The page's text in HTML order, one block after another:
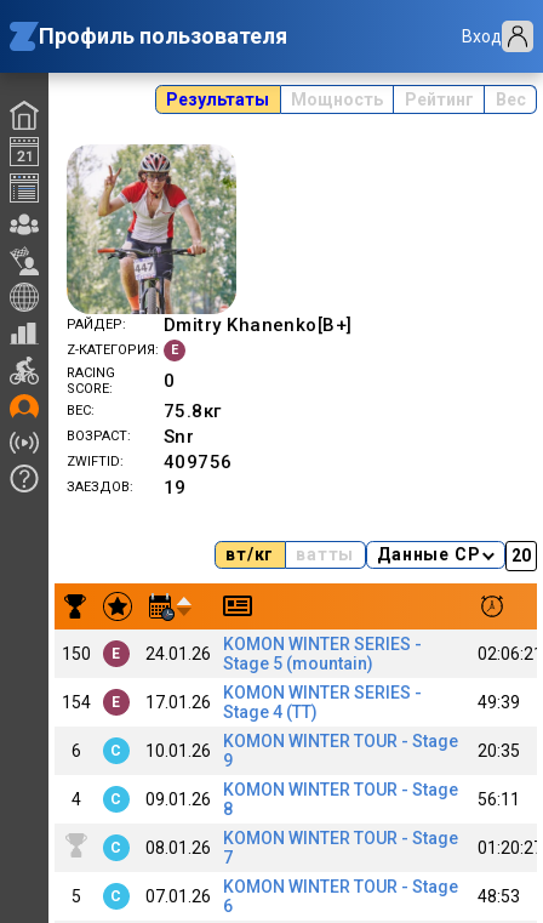
Профиль пользователя Вход
Результаты Мощность Рейтинг Вес
РАЙДЕР Dmitry Khanenko[B+]
Z-КАТЕГОРИЯ
E
RACING
SCORE
0
ВЕС 75.8кг
ВОЗРАСТ Snr
ZWIFTID 409756
ЗАЕЗДОВ 19
вт/кг ватты Данные CP
Результаты заездов Dmitry Khanenko[B+]
150 E 24.01.26
KOMON WINTER SERIES -
Stage 5 (mountain)
02:06:21
154 E 17.01.26
KOMON WINTER SERIES -
Stage 4 (TT)
49:39
6 C 10.01.26
KOMON WINTER TOUR - Stage
9
20:35
4 C 09.01.26
KOMON WINTER TOUR - Stage
8
56:11
C 08.01.26
KOMON WINTER TOUR - Stage
7
01:20:27
5 C 07.01.26
KOMON WINTER TOUR - Stage
6
48:53